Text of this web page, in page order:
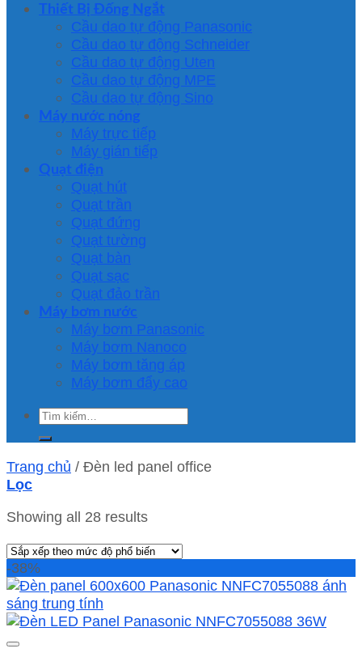
Thiết Bị Đống Ngắt
Cầu dao tự động Panasonic
Cầu dao tự động Schneider
Cầu dao tự động Uten
Cầu dao tự động MPE
Cầu dao tự động Sino
Máy nước nóng
Máy trực tiếp
Máy gián tiếp
Quạt điện
Quạt hút
Quạt trần
Quạt đứng
Quạt tường
Quạt bàn
Quạt sạc
Quạt đảo trần
Máy bơm nước
Máy bơm Panasonic
Máy bơm Nanoco
Máy bơm tăng áp
Máy bơm đẩy cao
Tìm
kiếm:
Trang chủ / Đèn led panel office
Lọc
Showing all 28 results
-38%